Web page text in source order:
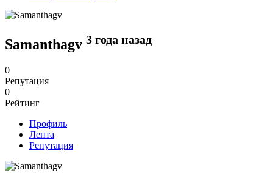
Samanthagv 3 года назад
0
Репутация
0
Рейтинг
Профиль
Лента
Репутация